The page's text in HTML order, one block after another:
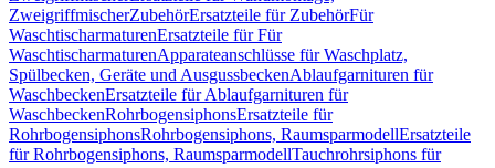
ZweigriffmischerZubehörErsatzteile für ZubehörFür
WaschtischarmaturenErsatzteile für Für
WaschtischarmaturenApparateanschlüsse für Waschplatz,
Spülbecken, Geräte und AusgussbeckenAblaufgarnituren für
WaschbeckenErsatzteile für Ablaufgarnituren für
WaschbeckenRohrbogensiphonsErsatzteile für
RohrbogensiphonsRohrbogensiphons, RaumsparmodellErsatzteile
für Rohrbogensiphons, RaumsparmodellTauchrohrsiphons für